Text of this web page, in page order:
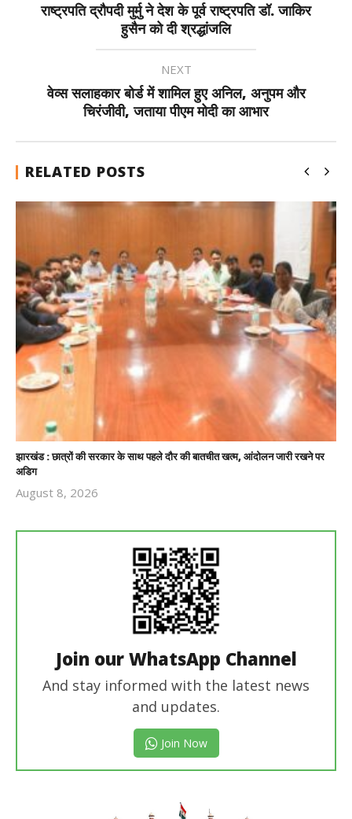
राष्ट्रपति द्रौपदी मुर्मु ने देश के पूर्व राष्ट्रपति डॉ. जाकिर
हुसैन को दी श्रद्धांजलि
NEXT
वेव्स सलाहकार बोर्ड में शामिल हुए अनिल, अनुपम और
चिरंजीवी, जताया पीएम मोदी का आभार
RELATED POSTS
झारखंड : छात्रों की सरकार के साथ पहले दौर की बातचीत खत्म, आंदोलन जारी रखने पर
अडिग
August 8, 2026
Join our WhatsApp Channel
And stay informed with the latest news
and updates.
Join Now